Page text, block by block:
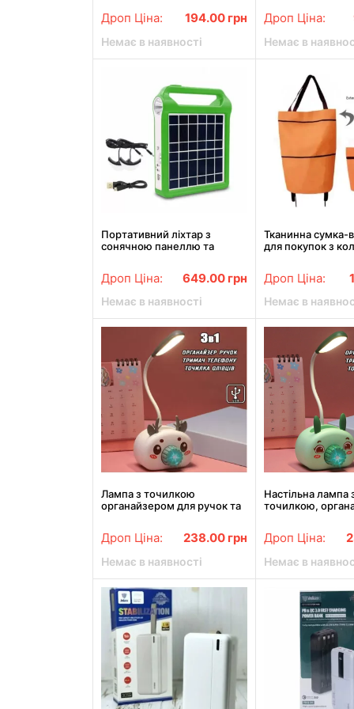
Дроп Ціна: 194.00 грн
Немає в наявності
Дроп Ціна:
Немає в
Портативний ліхтар з
сонячною панеллю та
Дроп Ціна: 649.00 грн
Немає в наявності
Тканинна сумка-
для покупок з
Дроп Ціна:
Немає в
Лампа з точилкою
органайзером для ручок та
Дроп Ціна: 238.00 грн
Немає в наявності
Настільна лампа
точилкою,
Дроп Ціна:
Немає в